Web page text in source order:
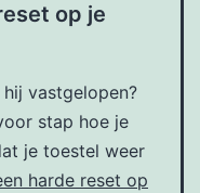
op je
vastgelopen?
stap hoe je
je toestel weer
harde reset op